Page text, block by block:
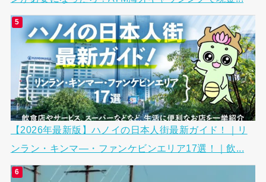
【2026年最新版】ハノイの日本人街最新ガイド！｜リ
ンラン・キンマ―・ファンケビンエリア17選！｜飲...